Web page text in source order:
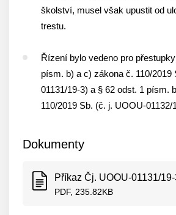
školství, musel však upustit od
trestu.
Řízení bylo vedeno pro
písm. b) a c) zákona č. 110/2019
01131/19-3) a § 62 odst. 1 písm.
110/2019 Sb. (č. j. UOOU-01132/
Dokumenty
Příkaz Čj. UOOU-01131/
PDF, 235.82KB